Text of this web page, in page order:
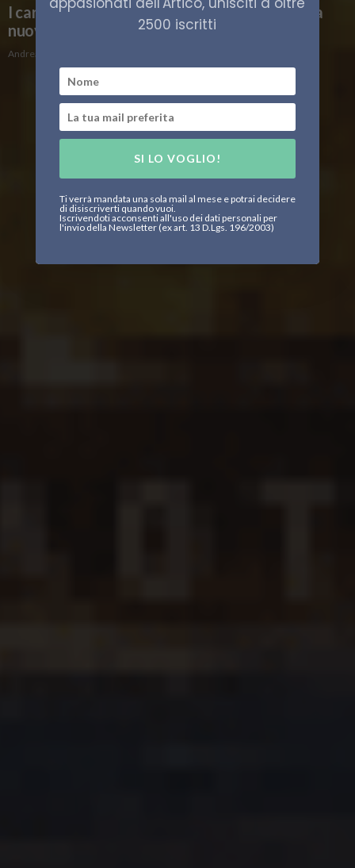
I cargo salpano per l’Artico per promuovere la
nuova rotta
Andrea Arena
2500 iscritti
SI LO VOGLIO!
Ti verrà mandata una sola mail al mese e potrai decidere
di disiscriverti quando vuoi.
Iscrivendoti acconsenti all'uso dei dati personali per
l'invio della Newsletter (ex art. 13 D.Lgs. 196/2003)